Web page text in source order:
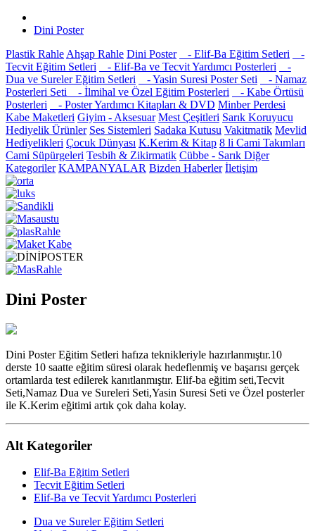
Dini Poster
Plastik Rahle Ahşap Rahle Dini Poster - Elif-Ba Eğitim Setleri
-
Tecvit Eğitim Setleri
- Elif-Ba ve Tecvit Yardımcı Posterleri
-
Dua ve Sureler Eğitim Setleri
- Yasin Suresi Poster Seti
- Namaz
Posterleri Seti
- İlmihal ve Özel Eğitim Posterleri
- Kabe Örtüsü
Posterleri
- Poster Yardımcı Kitapları & DVD Minber Perdesi
Kabe Maketleri Giyim - Aksesuar Mest Çeşitleri Sarık Koruyucu
Hediyelik Ürünler Ses Sistemleri Sadaka Kutusu Vakitmatik Mevlid
Hediyelikleri Çocuk Dünyası K.Kerim & Kitap 8 li Cami Takımları
Cami Süpürgeleri Tesbih & Zikirmatik Cübbe - Sarık Diğer
Kategoriler KAMPANYALAR Bizden Haberler İletişim
Dini Poster
Dini Poster Eğitim Setleri hafıza teknikleriyle hazırlanmıştır.10
derste 10 saatte eğitim süresi olarak hedeflenmiş ve başarısı gerçek
ortamlarda test edilerek kanıtlanmıştır. Elif-ba eğitim seti,Tecvit
Seti,Namaz Dua ve Sureleri Seti,Yasin Suresi Seti ve Özel posterler
ile K.Kerim eğitimi artık çok daha kolay.
Alt Kategoriler
Elif-Ba Eğitim Setleri
Tecvit Eğitim Setleri
Elif-Ba ve Tecvit Yardımcı Posterleri
Dua ve Sureler Eğitim Setleri